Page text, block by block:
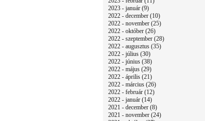
2023 - január (9)
2022 - december (10)
2022 - november (25)
2022 - október (26)
2022 - szeptember (28)
2022 - augusztus (35)
2022 - július (30)
2022 - június (38)
2022 - május (29)
2022 - április (21)
2022 - március (26)
2022 - február (12)
2022 - január (14)
2021 - december (8)
2021 - november (24)